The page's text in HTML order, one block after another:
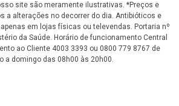
site são meramente ilustrativas. *Preços e
a alterações no decorrer do dia. Antibióticos e
em lojas físicas ou televendas. Portaria nº
da Saúde. Horário de funcionamento Central
ao Cliente 4003 3393 ou 0800 779 8767 de
a domingo das 08h00 às 20h00.